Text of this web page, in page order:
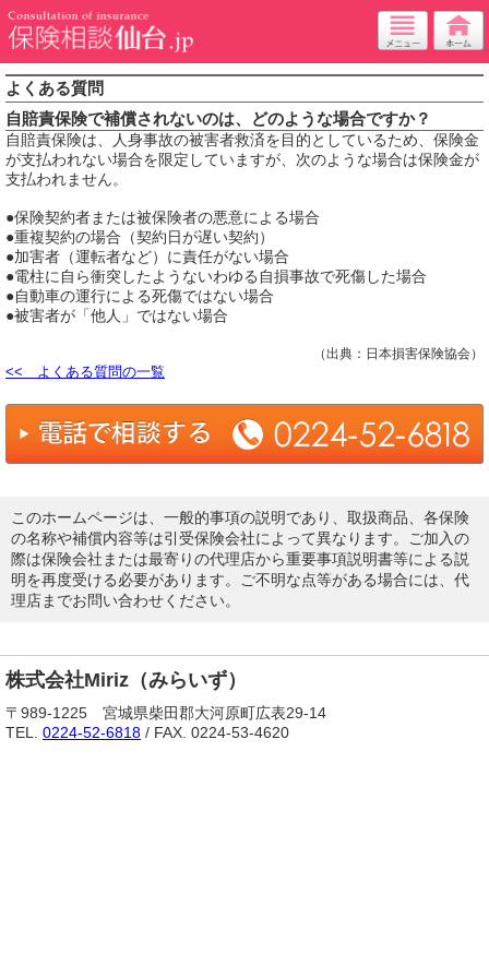
よくある質問
自賠責保険で補償されないのは、どのような場合ですか？
自賠責保険は、人身事故の被害者救済を目的としているため、保険金
が支払われない場合を限定していますが、次のような場合は保険金が
支払われません。
●保険契約者または被保険者の悪意による場合
●重複契約の場合（契約日が遅い契約）
●加害者（運転者など）に責任がない場合
●電柱に自ら衝突したようないわゆる自損事故で死傷した場合
●自動車の運行による死傷ではない場合
●被害者が「他人」ではない場合
（出典：日本損害保険協会）
<< よくある質問の一覧
このホームページは、一般的事項の説明であり、取扱商品、各保険
の名称や補償内容等は引受保険会社によって異なります。ご加入の
際は保険会社または最寄りの代理店から重要事項説明書等による説
明を再度受ける必要があります。ご不明な点等がある場合には、代
理店までお問い合わせください。
株式会社Miriz（みらいず）
〒989-1225 宮城県柴田郡大河原町広表29-14
TEL. 0224-52-6818 / FAX. 0224-53-4620